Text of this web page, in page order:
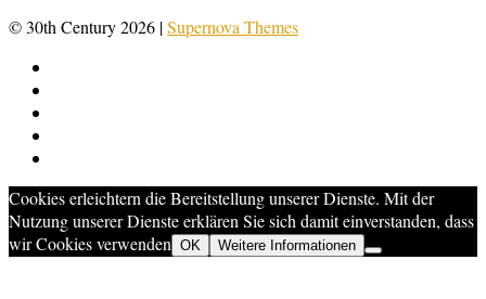
© 30th Century 2026 |Supernova Themes
Cookies erleichtern die Bereitstellung unserer Dienste. Mit der
Nutzung unserer Dienste erklären Sie sich damit einverstanden, dass
wir Cookies verwenden OK Weitere Informationen